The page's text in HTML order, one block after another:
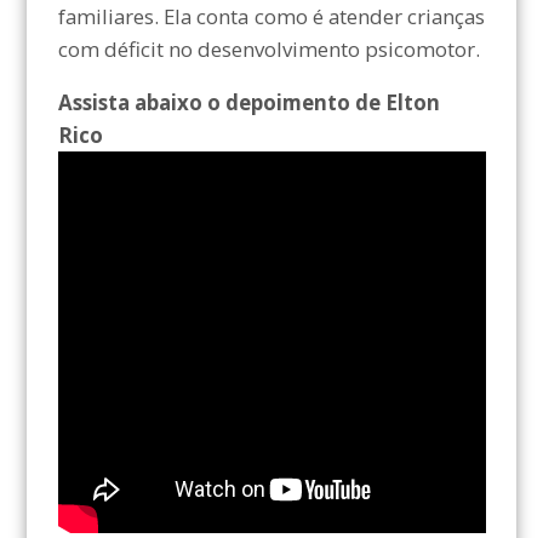
familiares. Ela conta como é atender crianças
com déficit no desenvolvimento psicomotor.
Assista abaixo o depoimento de Elton
Rico